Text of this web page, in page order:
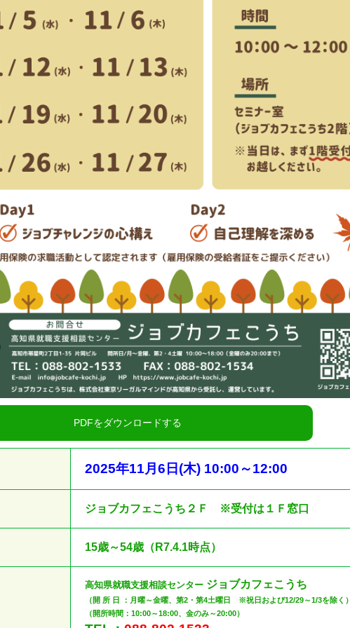
2025年11月6 日 (木) 10:00 ～12:00
ジョブカフェこうち２Ｆ ※受付は１Ｆ窓口
15歳～54歳（R7.4.1時点）
高知県就職支援相談センター ジョブカフェこうち
（開 所 日 ：月曜～金曜、第2・第4土曜日 ※祝日および12/29～1/3を除く）
（開所時間：10:00～18:00、金のみ～20:00）